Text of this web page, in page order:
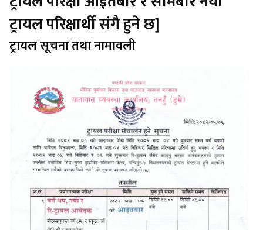
ट्रायल परिक्षार्थी संगै हुने छ]
ट्रायल सूचना तथा नामावली